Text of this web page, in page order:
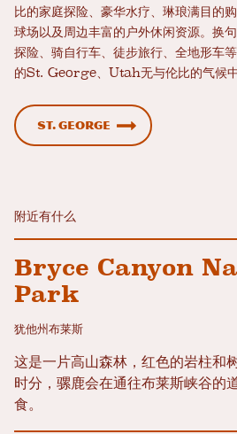
比的家庭探险、豪华水疗、琳琅满目的
球场以及周边丰富的户外休闲资源。换
探险、骑自行车、徒步旅行、全地形
的St. George、Utah无与伦比的气候中
St. George
附近有什么
Bryce Canyon
Park
犹他州布莱斯
这是一片高山森林，红色的岩柱和
时分，骡鹿会在通往布莱斯峡谷的
食。